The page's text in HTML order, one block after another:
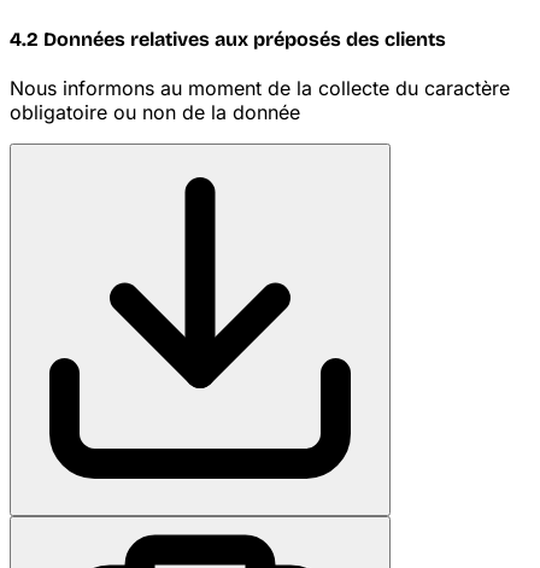
4.2 Données relatives aux préposés des clients
Nous informons au moment de la collecte du caractère
obligatoire ou non de la donnée